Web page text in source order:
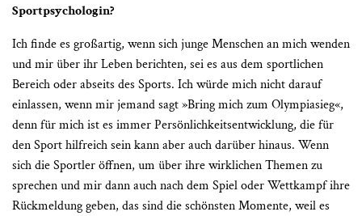
Sportpsychologin?
Ich finde es großartig, wenn sich junge Menschen an mich wenden
und mir über ihr Leben berichten, sei es aus dem sportlichen
Bereich oder abseits des Sports. Ich würde mich nicht darauf
einlassen, wenn mir jemand sagt »Bring mich zum Olympiasieg«,
denn für mich ist es immer Persönlichkeitsentwicklung, die für
den Sport hilfreich sein kann aber auch darüber hinaus. Wenn
sich die Sportler öffnen, um über ihre wirklichen Themen zu
sprechen und mir dann auch nach dem Spiel oder Wettkampf ihre
Rückmeldung geben, das sind die schönsten Momente, weil es